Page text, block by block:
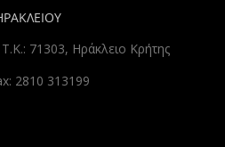
71303, Ηράκλειο Κρήτης
2810 313199